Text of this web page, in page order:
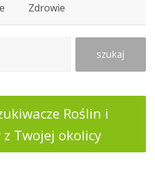
Zdrowie
szukaj
Roślin i
Twojej okolicy